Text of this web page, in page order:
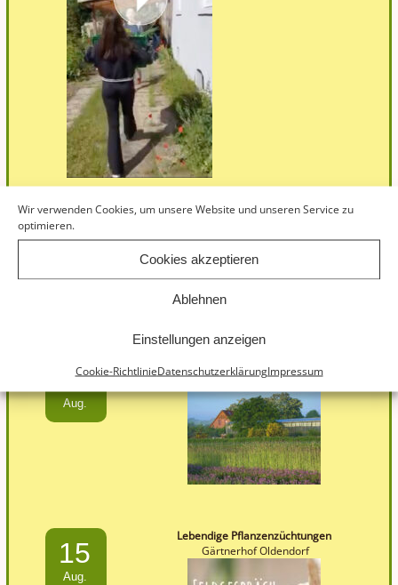
Wir verwenden Cookies, um unsere Website und unseren Service zu
optimieren.
Cookies akzeptieren
Ablehnen
Einstellungen anzeigen
Cookie-RichtlinieDatenschutzerklärungImpressum
08
Aug.
Gärtnerei Kronacker
15
Aug.
Lebendige Pflanzenzüchtungen
Gärtnerhof Oldendorf